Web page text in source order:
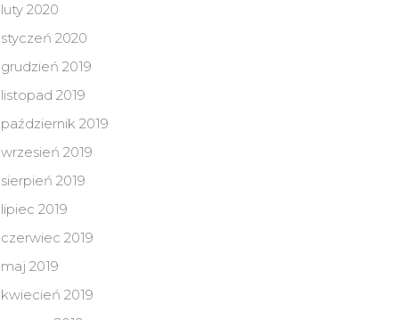
luty 2020
styczeń 2020
grudzień 2019
listopad 2019
październik 2019
wrzesień 2019
sierpień 2019
lipiec 2019
czerwiec 2019
maj 2019
kwiecień 2019